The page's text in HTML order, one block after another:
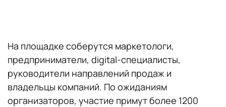
На площадке соберутся маркетологи,
предприниматели, digital-специалисты,
руководители направлений продаж и
владельцы компаний. По ожиданиям
организаторов, участие примут более 1200